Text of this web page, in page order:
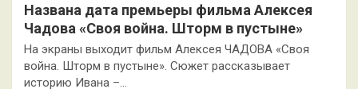
Названа дата премьеры фильма Алексея
Чадова «Своя война. Шторм в пустыне»
На экраны выходит фильм Алексея ЧАДОВА «Своя
война. Шторм в пустыне». Сюжет рассказывает
историю Ивана –…